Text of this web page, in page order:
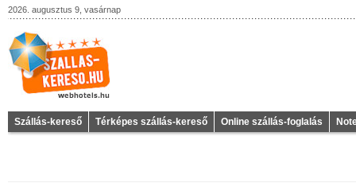
2026. augusztus 9, vasárnap
Szállás-kereső Térképes szállás-kereső Online szállás-foglalás